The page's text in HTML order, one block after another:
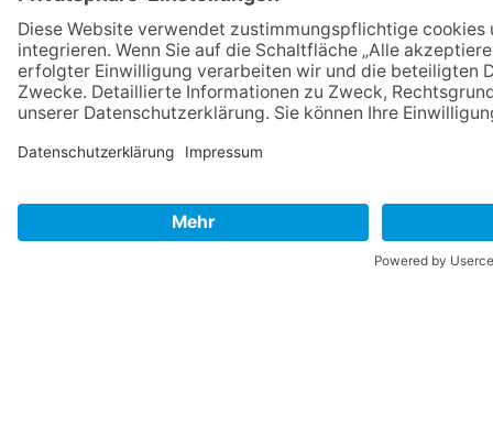
VERBRAUCHERSTREITBEILEGUNGSGESETZ
HINWEISGEBERSCHUTZGESETZ LINKS/PARTNER
KONTAKT VORLESE-FUNKTION: READSPEAKER
GOOD NEWS | ELTERNBRIEFE